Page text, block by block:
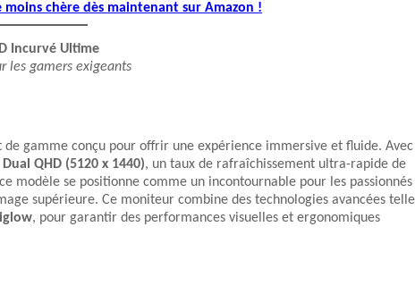
chère dès maintenant sur Amazon !
Incurvé Ultime
les gamers exigeants
gamme conçu pour offrir une expérience immersive et fluide. Avec
Dual QHD (5120 x 1440), un taux de rafraîchissement ultra-rapide de
modèle se positionne comme un incontournable pour les passionnés
supérieure. Ce moniteur combine des technologies avancées
, pour garantir des performances visuelles et ergonomiques